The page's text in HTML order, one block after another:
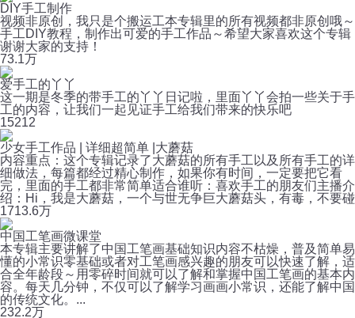
DIY手工制作
视频非原创，我只是个搬运工本专辑里的所有视频都非原创哦～
手工DIY教程，制作出可爱的手工作品～希望大家喜欢这个专辑
谢谢大家的支持！
73.1万
爱手工的丫丫
这一期是冬季的带手工的丫丫日记啦，里面丫丫会拍一些关于手
工的内容，让我们一起见证手工给我们带来的快乐吧
15212
少女手工作品 | 详细超简单 |大蘑菇
内容重点：这个专辑记录了大蘑菇的所有手工以及所有手工的详
细做法，每篇都经过精心制作，如果你有时间，一定要把它看
完，里面的手工都非常简单适合谁听：喜欢手工的朋友们主播介
绍：Hi，我是大蘑菇，一个与世无争巨大蘑菇头，有毒，不要碰
1713.6万
中国工笔画微课堂
本专辑主要讲解了中国工笔画基础知识内容不枯燥，普及简单易
懂的小常识零基础或者对工笔画感兴趣的朋友可以快速了解，适
合全年龄段～用零碎时间就可以了解和掌握中国工笔画的基本内
容。每天几分钟，不仅可以了解学习画画小常识，还能了解中国
的传统文化。...
232.2万